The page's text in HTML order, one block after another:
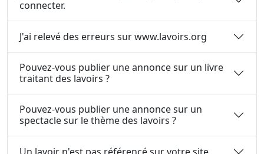
connecter.
J'ai relevé des erreurs sur www.lavoirs.org
Pouvez-vous publier une annonce sur un livre
traitant des lavoirs ?
Pouvez-vous publier une annonce sur un
spectacle sur le thème des lavoirs ?
Un lavoir n'est pas référencé sur votre site